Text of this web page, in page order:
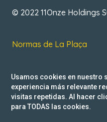
© 2022 11Onze Holdings
Normas de La Plaça
Política de privacidad
Reclamacions
Usamos cookies en nuestro
experiencia más relevante
visitas repetidas. Al hacer
para TODAS las cookies.